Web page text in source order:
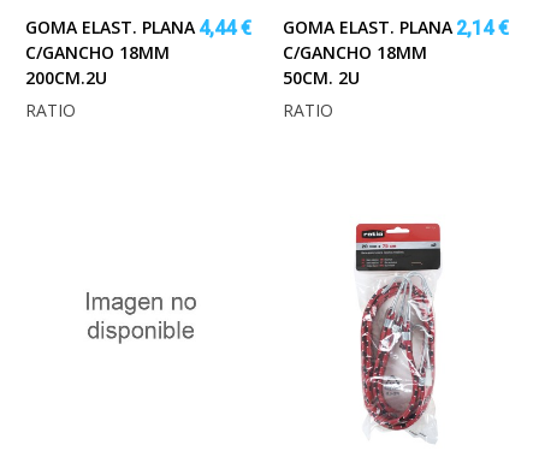
GOMA ELAST. PLANA
C/GANCHO 18MM
200CM.2U
4,44 €
RATIO
GOMA ELAST. PLANA
C/GANCHO 18MM
50CM. 2U
2,14 €
RATIO